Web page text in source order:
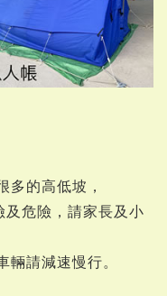
的高低坡，
危險，請家長及小
請減速慢行。